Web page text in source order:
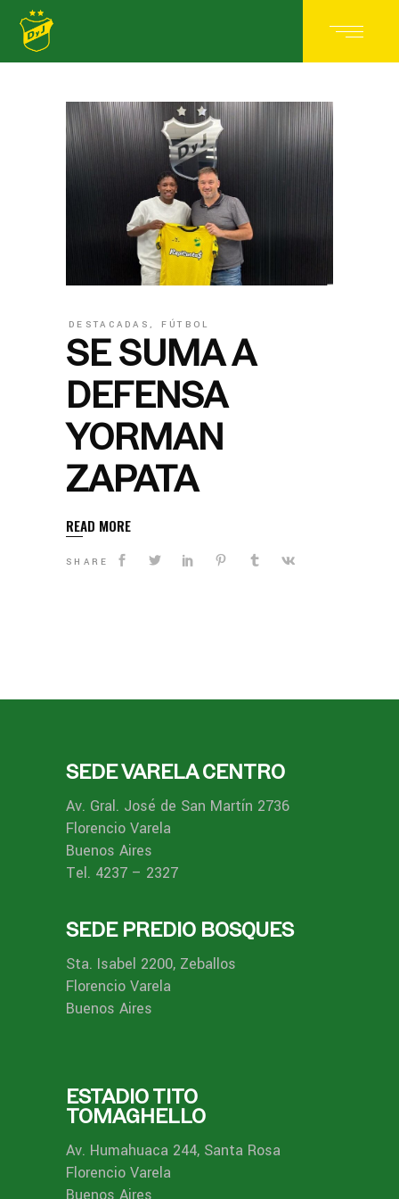
DESTACADAS, FÚTBOL
SE SUMA A
DEFENSA
YORMAN
ZAPATA
READ MORE
SHARE
SEDE VARELA CENTRO
Av. Gral. José de San Martín 2736
Florencio Varela
Buenos Aires
Tel. 4237 – 2327
SEDE PREDIO BOSQUES
Sta. Isabel 2200, Zeballos
Florencio Varela
Buenos Aires
ESTADIO TITO
TOMAGHELLO
Av. Humahuaca 244, Santa Rosa
Florencio Varela
Buenos Aires